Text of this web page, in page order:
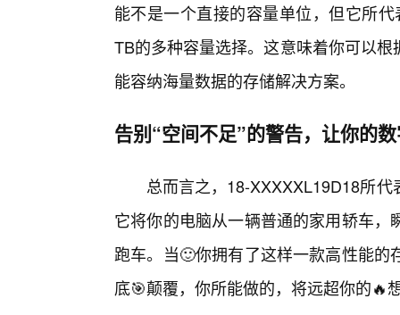
能不是一个直接的容量单位，但它所
TB的多种容量选择。这意味着你可以
能容纳海量数据的存储解决方案。
告别“空间不足”的警告，让你的
总而言之，18-XXXXXL19D18所
它将你的电脑从一辆普通的家用轿车
跑车。当🙂你拥有了这样一款高性能
底🎯颠覆，你所能做的，将远超你的🔥